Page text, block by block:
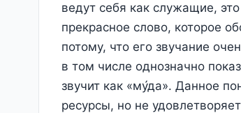
ведут себя как служащие,
прекрасное слово, которое
потому, что его звучание
в том числе однозначно
звучит как «му́да». Данное
ресурсы, но не